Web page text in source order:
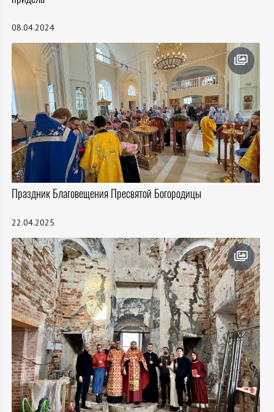
08.04.2024
Праздник Благовещения Пресвятой Богородицы
22.04.2025